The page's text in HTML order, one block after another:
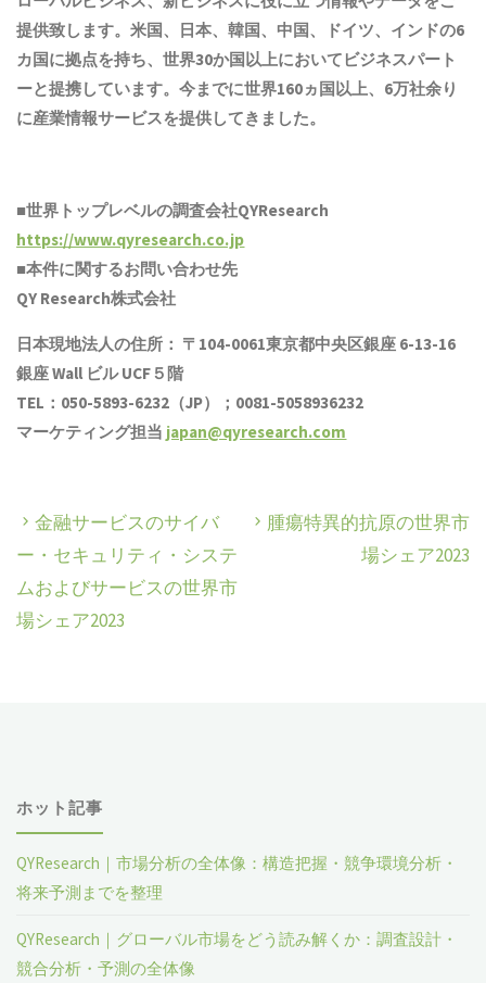
提供致します。米国、日本、韓国、中国、ドイツ、 インドの6
カ国に拠点を持ち、世界30か国以上においてビジネスパート
ーと提携しています。今までに世界160ヵ国以上、6万社余り
に産業情報サービスを提供してきました。
■世界トップレベルの調査会社QYResearch
https://www.qyresearch.co.jp
■本件に関するお問い合わせ先
QY Research株式会社
日本現地法人の住所： 〒104-0061東京都中央区銀座 6-13-16
銀座 Wall ビル UCF５階
TEL：050-5893-6232（JP）；0081-5058936232
マーケティング担当 japan@qyresearch.com
金融サービスのサイバ
ー・セキュリティ・システ
ムおよびサービスの世界市
場シェア2023
腫瘍特異的抗原の世界市
場シェア2023
ホット記事
QYResearch｜市場分析の全体像：構造把握・競争環境分析・
将来予測までを整理
QYResearch｜グローバル市場をどう読み解くか：調査設計・
競合分析・予測の全体像